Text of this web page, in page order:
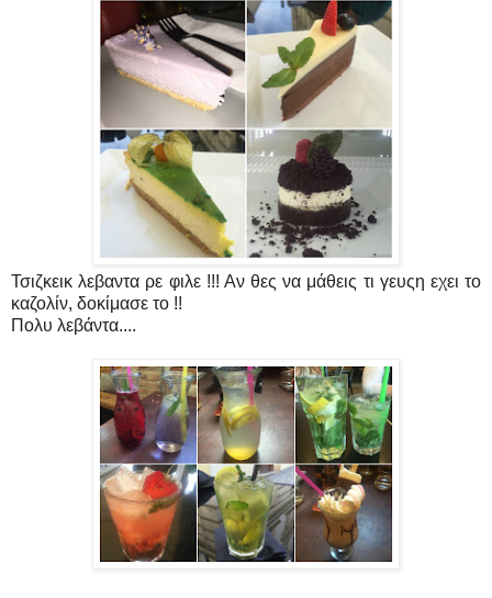
Τσιζκεικ λεβαντα ρε φιλε !!! Αν θες να μάθεις τι γευςη εχει το
καζολίν, δοκίμασε το !!
Πολυ λεβάντα....